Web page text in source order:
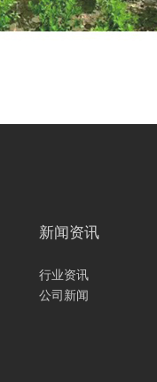
新闻资讯
行业资讯
公司新闻